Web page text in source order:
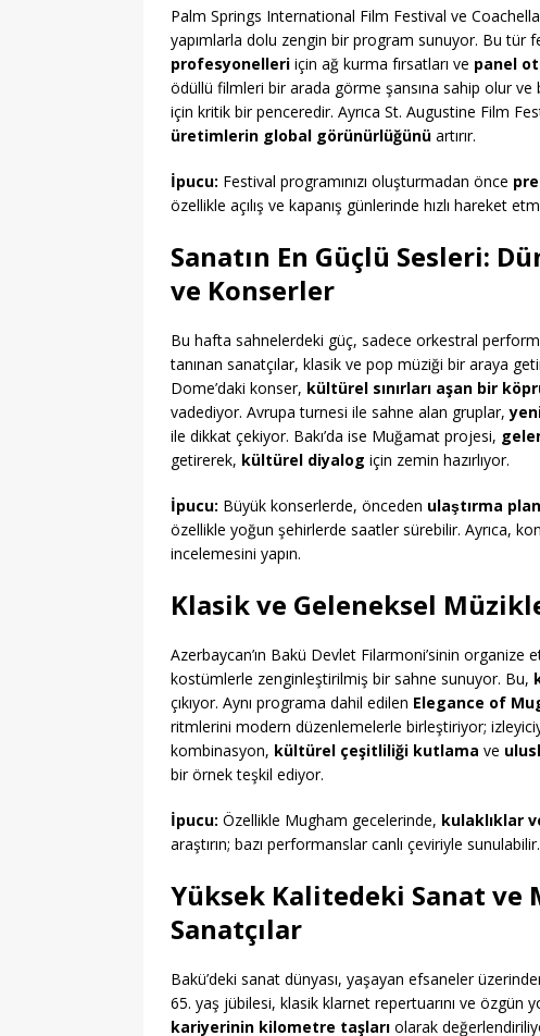
Palm Springs International Film Festival ve Coachella
yapımlarla dolu zengin bir program sunuyor. Bu tür
profesyonelleri için ağ kurma fırsatları ve panel
ödüllü filmleri bir arada görme şansına sahip olur ve
için kritik bir penceredir. Ayrıca St. Augustine Film
üretimlerin global görünürlüğünü artırır.
İpucu: Festival programınızı oluşturmadan önce
özellikle açılış ve kapanış günlerinde hızlı hareket
Sanatın En Güçlü Sesleri:
ve Konserler
Bu hafta sahnelerdeki güç, sadece orkestral
tanınan sanatçılar, klasik ve pop müziği bir araya
Dome’daki konser, kültürel sınırları aşan bir
vadediyor. Avrupa turnesi ile sahne alan gruplar,
ile dikkat çekiyor. Bakı’da ise Muğamat projesi,
getirerek, kültürel diyalog için zemin hazırlıyor.
İpucu: Büyük konserlerde, önceden ulaştırma
özellikle yoğun şehirlerde saatler sürebilir. Ayrıca,
incelemesini yapın.
Klasik ve Geleneksel
Azerbaycan’ın Bakü Devlet Filarmoni’sinin organize
kostümlerle zenginleştirilmiş bir sahne sunuyor. Bu,
çıkıyor. Aynı programa dahil edilen Elegance of
ritmlerini modern düzenlemelerle birleştiriyor;
kombinasyon, kültürel çeşitliliği kutlama ve
bir örnek teşkil ediyor.
İpucu: Özellikle Mugham gecelerinde, kulaklıklar
araştırın; bazı performanslar canlı çeviriyle sunulabilir.
Yüksek Kalitedeki Sanat ve
Sanatçılar
Bakü’deki sanat dünyası, yaşayan efsaneler
65. yaş jübilesi, klasik klarnet repertuarını ve özgün
kariyerinin kilometre taşları olarak